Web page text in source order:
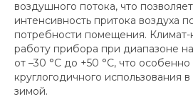
воздушного потока, что
интенсивность притока воздуха
потребности помещения. Климат-
работу прибора при диапазоне
от –30 °С до +50 °С, что
круглогодичного использования
зимой.